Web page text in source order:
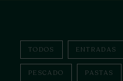
TODOS ENTRADAS
PESCADO PASTAS